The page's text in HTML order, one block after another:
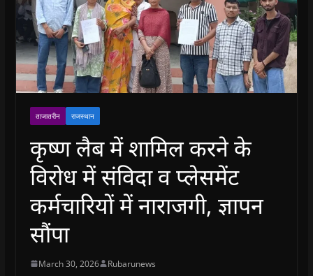
ताजातरीन राजस्थान
कृष्ण लैब में शामिल करने के
विरोध में संविदा व प्लेसमेंट
कर्मचारियों में नाराजगी, ज्ञापन
सौंपा
March 30, 2026 Rubarunews